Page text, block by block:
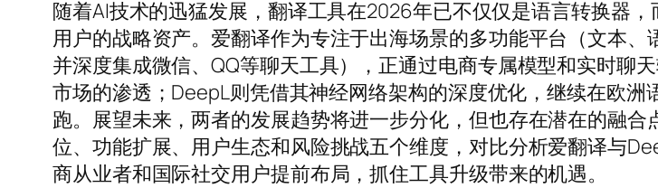
随着AI技术的迅猛发展，翻译工具在2026年已不仅仅是语言转换器
用户的战略资产。爱翻译作为专注于出海场景的多功能平台（文本、
并深度集成微信、QQ等聊天工具），正通过电商专属模型和实时聊
市场的渗透；DeepL则凭借其神经网络架构的深度优化，继续在欧洲
跑。展望未来，两者的发展趋势将进一步分化，但也存在潜在的融合
位、功能扩展、用户生态和风险挑战五个维度，对比分析爱翻译与
商从业者和国际社交用户提前布局，抓住工具升级带来的机遇。